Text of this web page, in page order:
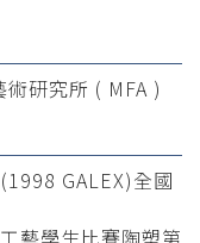
研究所 ( MFA )
GALEX)全國
藝學生比賽陶塑第